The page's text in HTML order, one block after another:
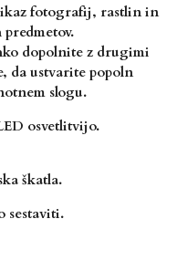
fotografij, rastlin in
dopolnite z drugimi
da ustvarite popoln
slogu.
osvetlitvijo.
škatla.
sestaviti.